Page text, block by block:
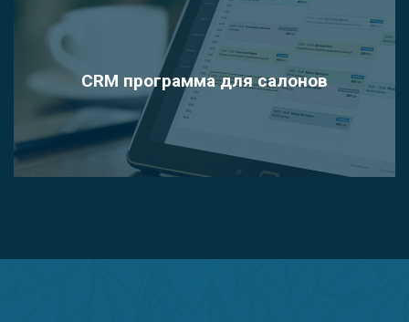
CRM программа для салонов